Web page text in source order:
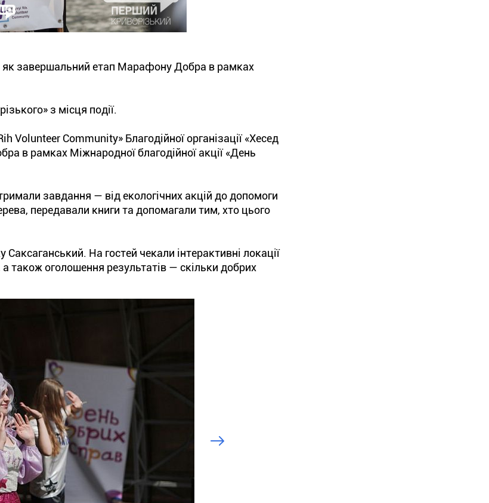
як завершальний етап Марафону Добра в рамках
з місця події.
Volunteer Community» Благодійної організації «Хесед
в рамках Міжнародної благодійної акції «День
завдання — від екологічних акцій до допомоги
передавали книги та допомагали тим, хто цього
На гостей чекали інтерактивні локації
а також оголошення результатів — скільки добрих